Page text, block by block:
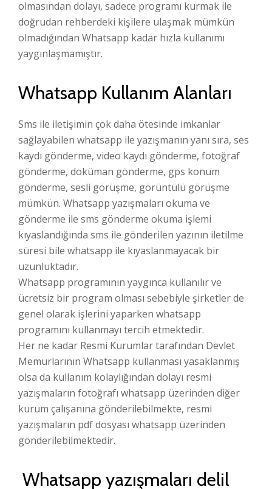
olmasından dolayı, sadece programı kurmak ile
doğrudan rehberdeki kişilere ulaşmak mümkün
olmadığından Whatsapp kadar hızla kullanımı
yaygınlaşmamıştır.
Whatsapp Kullanım Alanları
Sms ile iletişimin çok daha ötesinde imkanlar
sağlayabilen whatsapp ile yazışmanın yanı sıra, ses
kaydı gönderme, video kaydı gönderme, fotoğraf
gönderme, doküman gönderme, gps konum
gönderme, sesli görüşme, görüntülü görüşme
mümkün. Whatsapp yazışmaları okuma ve
gönderme ile sms gönderme okuma işlemi
kıyaslandığında sms ile gönderilen yazının iletilme
süresi bile whatsapp ile kıyaslanmayacak bir
uzunluktadır.
Whatsapp programının yaygınca kullanılır ve
ücretsiz bir program olması sebebiyle şirketler de
genel olarak işlerini yaparken whatsapp
programını kullanmayı tercih etmektedir.
Her ne kadar Resmi Kurumlar tarafından Devlet
Memurlarının Whatsapp kullanması yasaklanmış
olsa da kullanım kolaylığından dolayı resmi
yazışmaların fotoğrafı whatsapp üzerinden diğer
kurum çalışanına gönderilebilmekte, resmi
yazışmaların pdf dosyası whatsapp üzerinden
gönderilebilmektedir.
Whatsapp yazışmaları delil